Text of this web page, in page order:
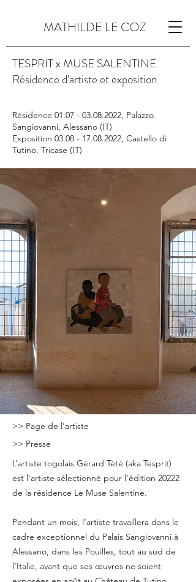
MATHILDE LE COZ
TESPRIT x MUSE SALENTINE
Résidence d'artiste et exposition
Résidence 01.07 - 03.08.2022, Palazzo
Sangiovanni, Alessano (IT)
Exposition 03.08 - 17.08.2022, Castello di
Tutino, Tricase (IT)
>> Page de l'artiste
>> Presse
L’artiste togolais Gérard Tété (aka Tesprit)
est l'artiste sélectionné pour l’édition 20222
de la résidence Le Muse Salentine.
Pendant un mois, l’artiste travaillera dans le
cadre exceptionnel du Palais Sangiovanni à
Alessano, dans les Pouilles, tout au sud de
l’Italie, avant que ses œuvres ne soient